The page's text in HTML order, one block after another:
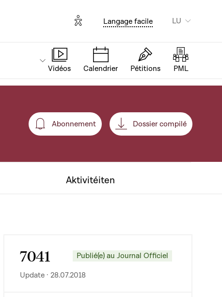
Options d'accessibilité
Langage facile LU
Vidéos Calendrier Pétitions PML
Abonnement
Abonnement Dossier compilé
Aktivitéiten
7041 Publié(e) au Journal Officiel
Update · 28.07.2018